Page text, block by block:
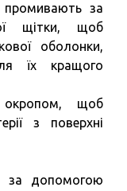
промивають за
щітки, щоб
оболонки,
їх кращого
щоб
з поверхні
за допомогою